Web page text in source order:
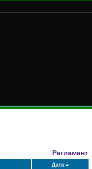
Регламент
Дата